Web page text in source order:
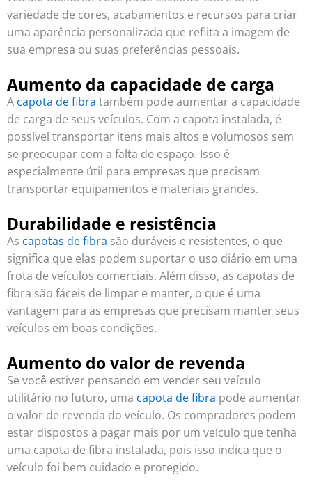
variedade de cores, acabamentos e recursos para criar
uma aparência personalizada que reflita a imagem de
sua empresa ou suas preferências pessoais.
Aumento da capacidade de carga
A capota de fibra também pode aumentar a capacidade
de carga de seus veículos. Com a capota instalada, é
possível transportar itens mais altos e volumosos sem
se preocupar com a falta de espaço. Isso é
especialmente útil para empresas que precisam
transportar equipamentos e materiais grandes.
Durabilidade e resistência
As capotas de fibra são duráveis e resistentes, o que
significa que elas podem suportar o uso diário em uma
frota de veículos comerciais. Além disso, as capotas de
fibra são fáceis de limpar e manter, o que é uma
vantagem para as empresas que precisam manter seus
veículos em boas condições.
Aumento do valor de revenda
Se você estiver pensando em vender seu veículo
utilitário no futuro, uma capota de fibra pode aumentar
o valor de revenda do veículo. Os compradores podem
estar dispostos a pagar mais por um veículo que tenha
uma capota de fibra instalada, pois isso indica que o
veículo foi bem cuidado e protegido.